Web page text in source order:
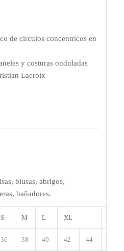
de circulos concentricos en
y costuras onduladas
Lacroix
blusas, abrigos,
bañadores.
S M L XL
36 38 40 42 44